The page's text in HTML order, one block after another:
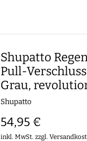
Shupatto
Pull-
Grau,
Shupatto
54,95 €
inkl. MwSt. zzgl.